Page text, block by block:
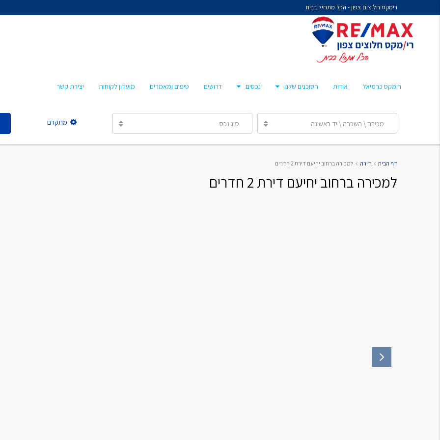
רימקס חלוצים צפון - הכל מתחיל בבית
רימקס כרמיאל אודות הסוכנים שלנו
מיכל קורלנד
מרסלו גלז
נכסים דרושים טיפים ומאמרים מועדון לקוחות יצירת קשר
מכירה \ השכרה \ יד ראשונה סוג נכס מתקדם
דף הבית דירה למכירה ברחוב יחיעם דירת 2 חדרים
למכירה ברחוב יחיעם דירת 2 חדרים
נח איציקזון- זכיין
חן צאיג – מאמן סוכנים
טלי עזרא